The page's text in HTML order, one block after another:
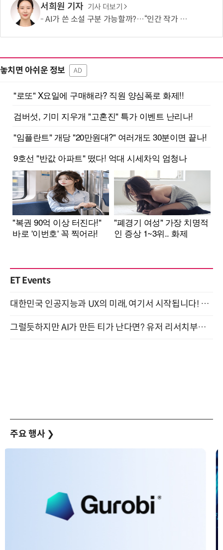
서희원 기자 기사 더보기
AI가 쓴 소설 구분 가능할까?…“인간 작가 선호하지만 구분 못 해 AI 소설에 높은 점수”
놓치면 아쉬운 정보 AD
ET Events
대한민국 인공지능과 UX의 미래, 여기서 시작됩니다! UX Korea 2026 - Fall 9월 2일 개최
그럴듯하지만 AI가 만든 티가 난다면? 유저 리서치부터 배포까지! (9/15)
주요 행사 ❯